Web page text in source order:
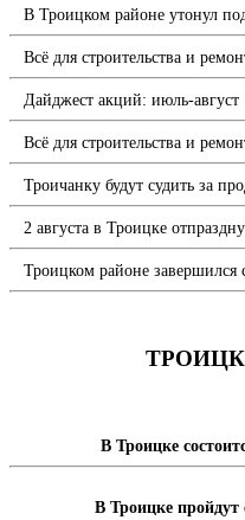
В Троицком районе утонул
Всё для строительства и
Дайджест акций: июль-август
Всё для строительства и
Троичанку будут судить за
2 августа в Троицке
Троицком районе
В Троицке
В Троицке пройдут